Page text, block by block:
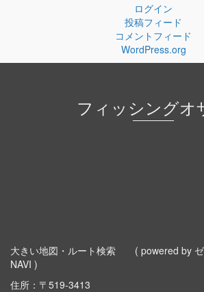
ログイン
投稿フィード
コメントフィード
WordPress.org
フィッシングオ
大きい地図・ルート検索
( powered by
NAVI )
住所：〒519-3413